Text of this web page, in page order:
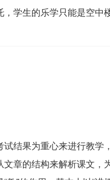
学生的乐学只能是空中
结果为重心来进行教学
章的结构来解析课文，